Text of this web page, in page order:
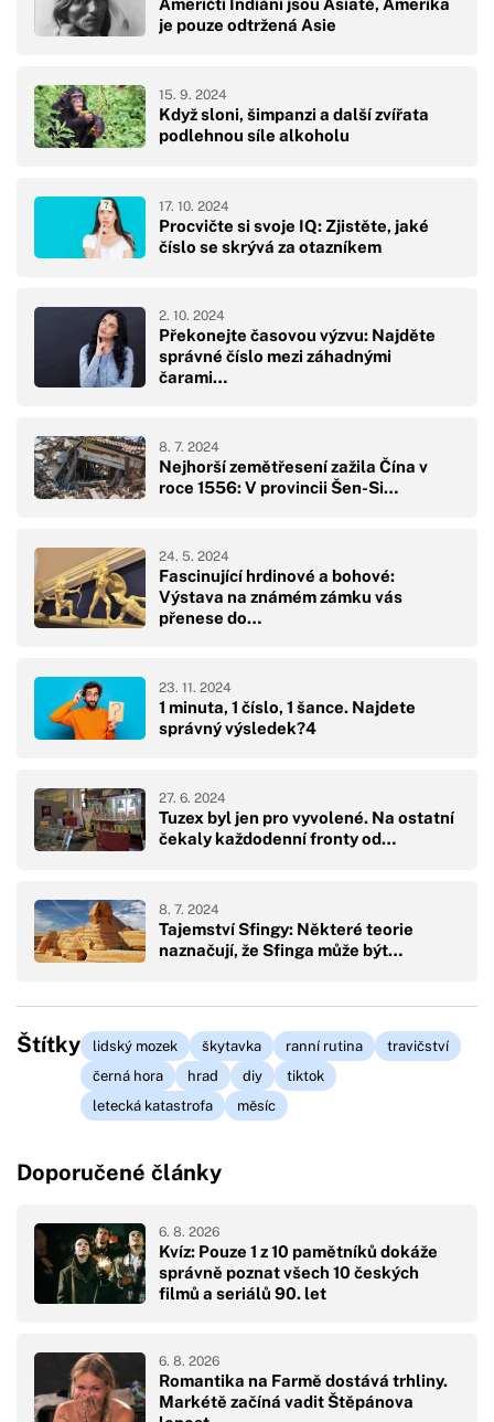
je pouze odtržená Asie
Když sloni, šimpanzi a další zvířata
podlehnou síle alkoholu
15. 9. 2024
Procvičte si svoje IQ: Zjistěte, jaké
číslo se skrývá za otazníkem
17. 10. 2024
Překonejte časovou výzvu: Najděte
správné číslo mezi záhadnými
čarami…
2. 10. 2024
Nejhorší zemětřesení zažila Čína v
roce 1556: V provincii Šen-Si…
8. 7. 2024
Fascinující hrdinové a bohové:
Výstava na známém zámku vás
přenese do…
24. 5. 2024
1 minuta, 1 číslo, 1 šance. Najdete
správný výsledek?4
23. 11. 2024
Tuzex byl jen pro vyvolené. Na ostatní
čekaly každodenní fronty od…
27. 6. 2024
Tajemství Sfingy: Některé teorie
naznačují, že Sfinga může být…
8. 7. 2024
Štítky lidský mozek škytavka ranní rutina
travičství
černá hora
hrad diy
tiktok
letecká katastrofa
měsíc
Doporučené články
Kvíz: Pouze 1 z 10 pamětníků dokáže
správně poznat všech 10 českých
filmů a seriálů 90. let
6. 8. 2026
Romantika na Farmě dostává trhliny.
Markétě začíná vadit Štěpánova
6. 8. 2026